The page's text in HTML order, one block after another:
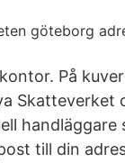
På
Skatteverket
handläggare
till din